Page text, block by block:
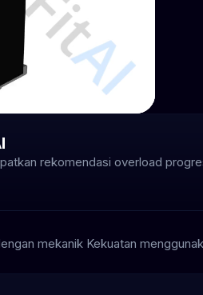
rekomendasi overload
mekanik Kekuatan